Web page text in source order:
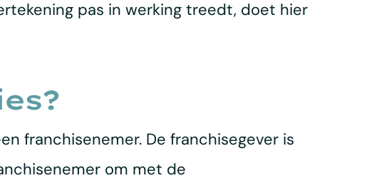
pas in werking treedt, doet hier
franchisenemer. De franchisegever is
om met de